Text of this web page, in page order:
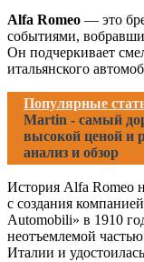
Alfa Romeo — это
событиями,
Он подчеркивает
итальянского
Популярные
Martin - самый
высокой ценой и
анализ и обзор
История Alfa Romeo
с создания
Automobili» в 1910
неотъемлемой
Италии и